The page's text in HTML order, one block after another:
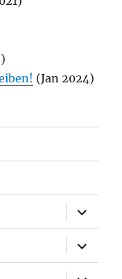
(Jan 2024)
öffnen
öffnen